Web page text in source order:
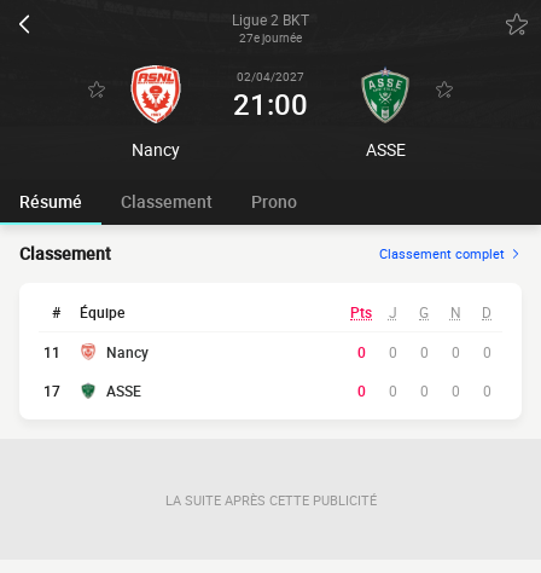
Ligue 2 BKT
27e journée
Nancy
02/04/2027
21:00
ASSE
Résumé Classement Prono
Classement Classement complet
# Équipe Pts J G N D
11 Nancy 0 0 0 0
0
17
ASSE 0 0 0 0 0
LA SUITE APRÈS CETTE PUBLICITÉ